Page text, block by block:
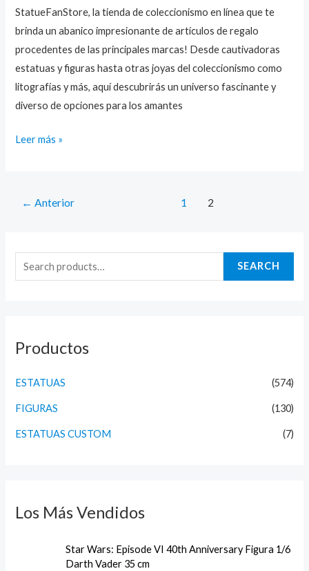
a
h
o
r
SEARCH
Productos
ESTATUAS (574)
FIGURAS (130)
ESTATUAS CUSTOM (7)
Los Más Vendidos
Star Wars: Episode VI 40th Anniversary Figura 1/6
Darth Vader 35 cm
StatueFanStore, la tienda de coleccionismo en línea que te
brinda un abanico impresionante de artículos de regalo
procedentes de las principales marcas! Desde cautivadoras
estatuas y figuras hasta otras joyas del coleccionismo como
litografías y más, aquí descubrirás un universo fascinante y
diverso de opciones para los amantes
Leer más »
← Anterior 1 2